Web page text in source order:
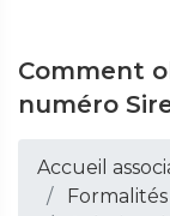
Comment
numéro
Accueil